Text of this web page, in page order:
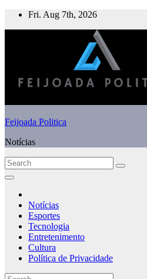
Skip
Fri. Aug 7th, 2026
Feijoada Politica
Notícias
Notícias
Esportes
Tecnologia
Entretenimento
Cultura
Política de Privacidade